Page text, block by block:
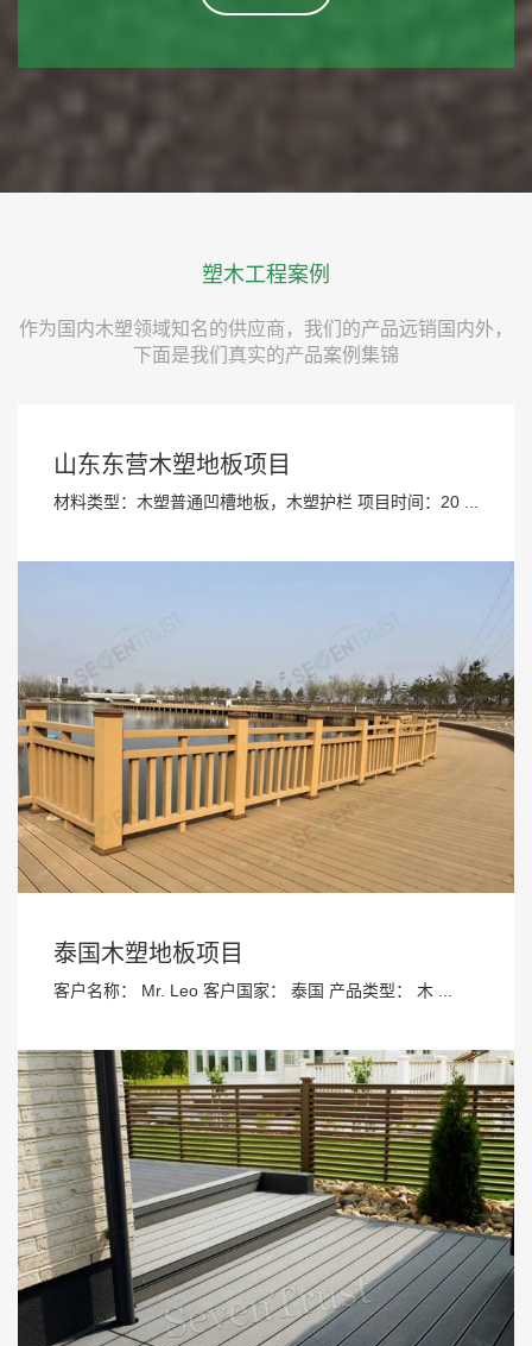
塑木工程案例
作为国内木塑领域知名的供应商，我们的产品远销国内外，
下面是我们真实的产品案例集锦
山东东营木塑地板项目
材料类型：木塑普通凹槽地板，木塑护栏 项目时间：20 ...
泰国木塑地板项目
客户名称： Mr. Leo 客户国家： 泰国 产品类型： 木 ...